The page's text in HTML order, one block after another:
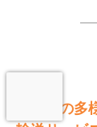
お客様の